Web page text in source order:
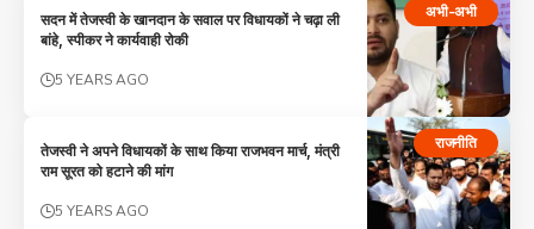
अभी-अभी
सदन में तेजस्‍वी के खानदान के सवाल पर विधायकों ने चढ़ा ली
बांहे, स्पीकर ने कार्यवाही रोकी
5 YEARS AGO
राजनीति
तेजस्वी ने अपने विधायकों के साथ किया राजभवन मार्च, मंत्री
राम सूरत को हटाने की मांग
5 YEARS AGO